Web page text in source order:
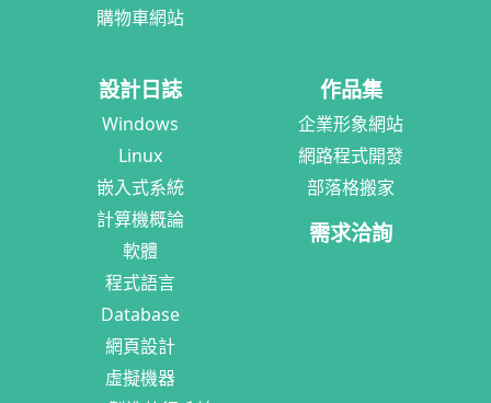
購物車網站
設計日誌
Windows
Linux
嵌入式系統
計算機概論
軟體
程式語言
Database
網頁設計
虛擬機器
作品集
企業形象網站
網路程式開發
部落格搬家
需求洽詢